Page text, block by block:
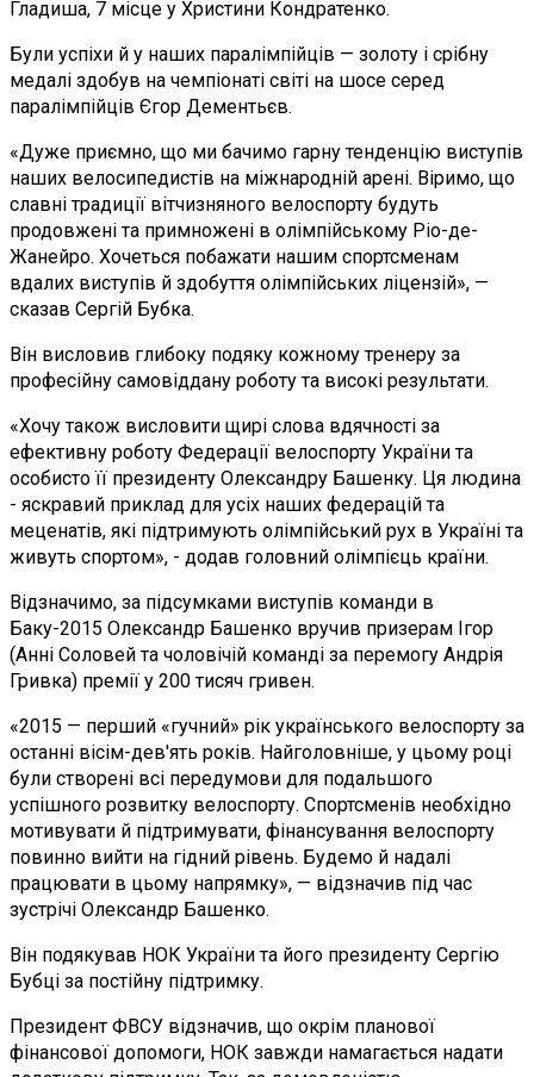
Гладиша, 7 місце у Христини Кондратенко.
Були успіхи й у наших паралімпійців — золоту і срібну
медалі здобув на чемпіонаті світі на шосе серед
паралімпійців Єгор Дементьєв.
«Дуже приємно, що ми бачимо гарну тенденцію виступів
наших велосипедистів на міжнародній арені. Віримо, що
славні традиції вітчизняного велоспорту будуть
продовжені та примножені в олімпійському Ріо-де-
Жанейро. Хочеться побажати нашим спортсменам
вдалих виступів й здобуття олімпійських ліцензій», —
сказав Сергій Бубка.
Він висловив глибоку подяку кожному тренеру за
професійну самовіддану роботу та високі результати.
«Хочу також висловити щирі слова вдячності за
ефективну роботу Федерації велоспорту України та
особисто її президенту Олександру Башенку. Ця людина
- яскравий приклад для усіх наших федерацій та
меценатів, які підтримують олімпійський рух в Україні та
живуть спортом», - додав головний олімпієць країни.
Відзначимо, за підсумками виступів команди в
Баку-2015 Олександр Башенко вручив призерам Ігор
(Анні Соловей та чоловічій команді за перемогу Андрія
Гривка) премії у 200 тисяч гривен.
«2015 — перший «гучний» рік українського велоспорту за
останні вісім-дев'ять років. Найголовніше, у цьому році
були створені всі передумови для подальшого
успішного розвитку велоспорту. Спортсменів необхідно
мотивувати й підтримувати, фінансування велоспорту
повинно вийти на гідний рівень. Будемо й надалі
працювати в цьому напрямку», — відзначив під час
зустрічі Олександр Башенко.
Він подякував НОК України та його президенту Сергію
Бубці за постійну підтримку.
Президент ФВСУ відзначив, що окрім планової
фінансової допомоги, НОК завжди намагається надати